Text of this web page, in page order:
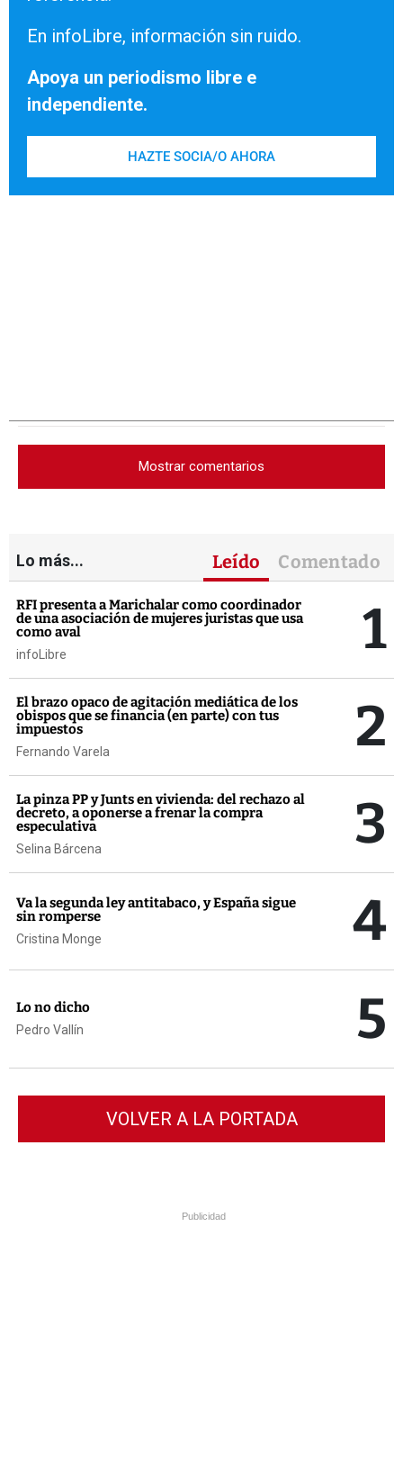
En infoLibre, información sin ruido.
Apoya un periodismo libre e
independiente.
HAZTE SOCIA/O AHORA
Mostrar comentarios
Lo más... Leído Comentado
RFI presenta a Marichalar como coordinador
de una asociación de mujeres juristas que usa
como aval
infoLibre 1
El brazo opaco de agitación mediática de los
obispos que se financia (en parte) con tus
impuestos
Fernando Varela 2
La pinza PP y Junts en vivienda: del rechazo al
decreto, a oponerse a frenar la compra
especulativa
Selina Bárcena 3
Va la segunda ley antitabaco, y España sigue
sin romperse
Cristina Monge 4
Lo no dicho
Pedro Vallín 5
VOLVER A LA PORTADA
Publicidad